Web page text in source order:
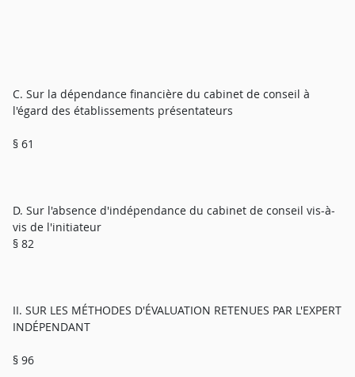
C. Sur la dépendance financière du cabinet de conseil à
l'égard des établissements présentateurs
§ 61
D. Sur l'absence d'indépendance du cabinet de conseil vis-à-
vis de l'initiateur
§ 82
II. SUR LES MÉTHODES D'ÉVALUATION RETENUES PAR L'EXPERT
INDÉPENDANT
§ 96